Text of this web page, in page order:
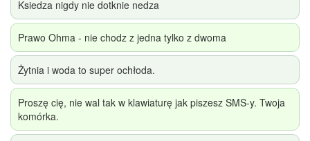
Ksiedza nigdy nie dotknie nedza
Prawo Ohma - nie chodz z jedna tylko z dwoma
Żytnia i woda to super ochłoda.
Proszę cię, nie wal tak w klawiaturę jak piszesz SMS-y. Twoja
komórka.